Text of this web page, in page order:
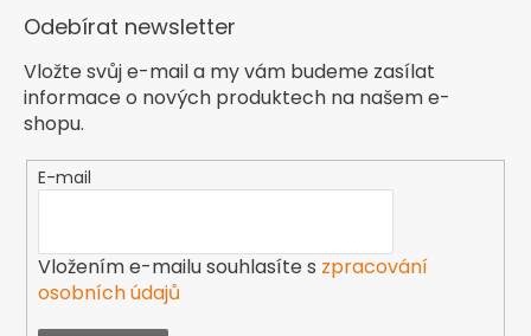
Odebírat newsletter
Vložte svůj e-mail a my vám budeme zasílat
informace o nových produktech na našem e-
shopu.
E-mail
Vložením e-mailu souhlasíte s zpracování
osobních údajů